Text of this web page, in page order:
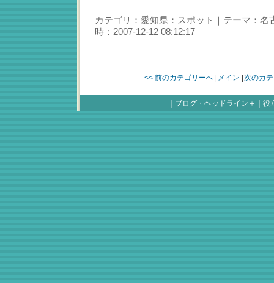
カテゴリ： 愛知県：スポット ｜テーマ： 名
時：2007-12-12 08:12:17
<< 前のカテゴリーへ メイン 次のカ
ブログ・ヘッドライン＋ 役